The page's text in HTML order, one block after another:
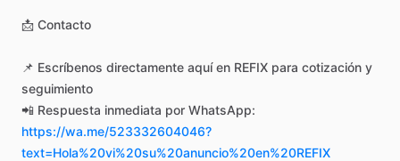
📩 Contacto
📌 Escríbenos directamente aquí en REFIX para cotización y
seguimiento
📲 Respuesta inmediata por WhatsApp:
https://wa.me/523332604046?
text=Hola%20vi%20su%20anuncio%20en%20REFIX